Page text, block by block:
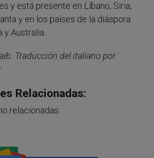
y está presente en Líbano, Siria,
y en los países de la diáspora
y Australia.
Traducción del italiano por
Relacionadas:
relacionadas.